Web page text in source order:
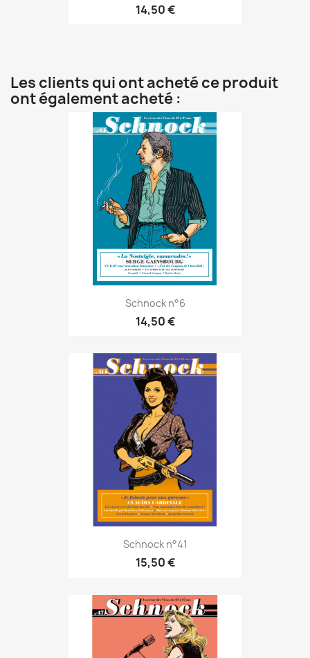
14,50 €
Les clients qui ont acheté ce produit
ont également acheté :
Schnock n°6
14,50 €
Schnock n°41
15,50 €